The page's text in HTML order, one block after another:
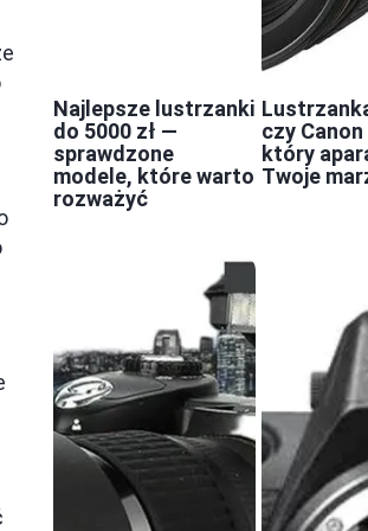
Najlepsze lustrzanki
do 5000 zł —
sprawdzone
modele, które warto
rozważyć
czy
który
Twoje